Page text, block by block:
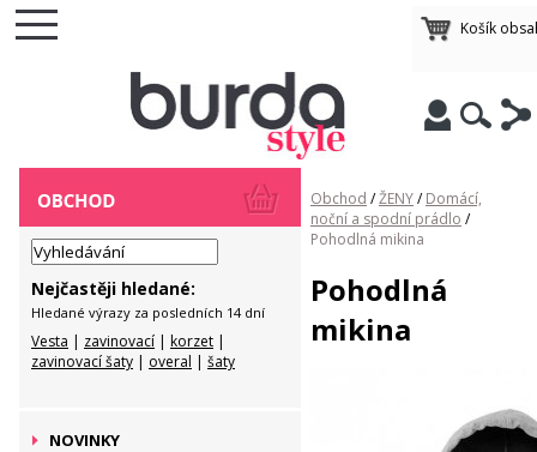
Košík
Nejčastěji hledané:
Hledané výrazy za posledních 14 dní
Vesta | zavinovací | korzet |
zavinovací šaty | overal | šaty
NOVINKY
Obchod /ŽENY/ Domácí,
noční a spodní prádlo /
Pohodlná mikina
Pohodlná
mikina